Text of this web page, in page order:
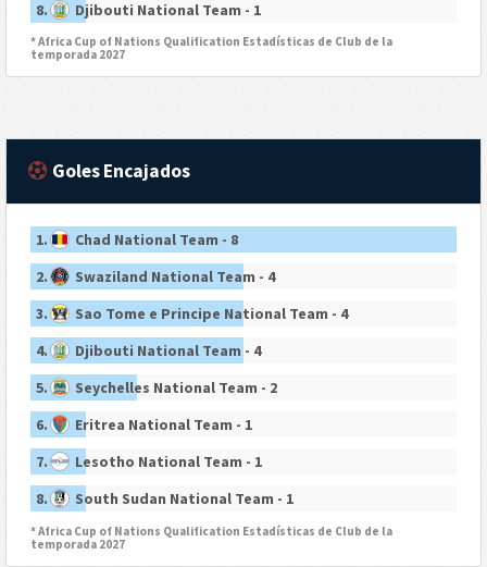
8.
Djibouti National Team - 1
* Africa Cup of Nations Qualification Estadísticas de Club de la
temporada 2027
Goles Encajados
1.
Chad National Team - 8
2.
Swaziland National Team - 4
3.
Sao Tome e Principe National Team - 4
4.
Djibouti National Team - 4
5.
Seychelles National Team - 2
6.
Eritrea National Team - 1
7.
Lesotho National Team - 1
8.
South Sudan National Team - 1
* Africa Cup of Nations Qualification Estadísticas de Club de la
temporada 2027